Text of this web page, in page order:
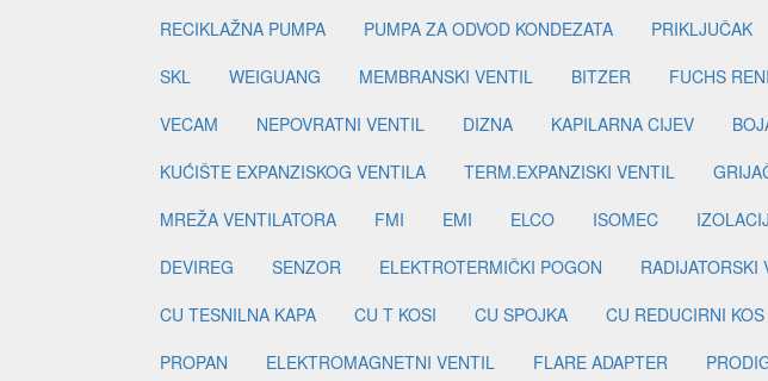
RECIKLAŽNA PUMPA
PUMPA ZA ODVOD KONDEZATA PRIKLJUČAK
SKL
WEIGUANG MEMBRANSKI VENTIL BITZER FUCHS
VECAM
NEPOVRATNI VENTIL DIZNA KAPILARNA CIJEV
KUĆIŠTE EXPANZISKOG VENTILA
TERM.EXPANZISKI VENTIL
MREŽA VENTILATORA
FMI EMI ELCO ISOMEC
DEVIREG
SENZOR ELEKTROTERMIČKI POGON RADIJATORSKI
CU TESNILNA KAPA
CU T KOSI CU SPOJKA CU REDUCIRNI KOS
PROPAN
ELEKTROMAGNETNI VENTIL FLARE ADAPTER